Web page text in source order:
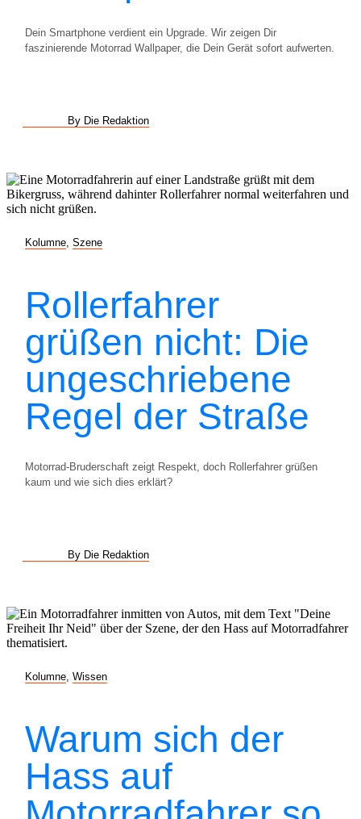
Dein Smartphone verdient ein Upgrade. Wir zeigen Dir
faszinierende Motorrad Wallpaper, die Dein Gerät sofort aufwerten.
By Die Redaktion
Kolumne Szene
Rollerfahrer
grüßen nicht: Die
ungeschriebene
Regel der Straße
Motorrad-Bruderschaft zeigt Respekt, doch Rollerfahrer grüßen
kaum und wie sich dies erklärt?
By Die Redaktion
Kolumne Wissen
Warum sich der
Hass auf